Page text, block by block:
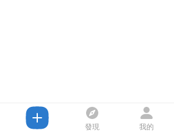
發現 我的